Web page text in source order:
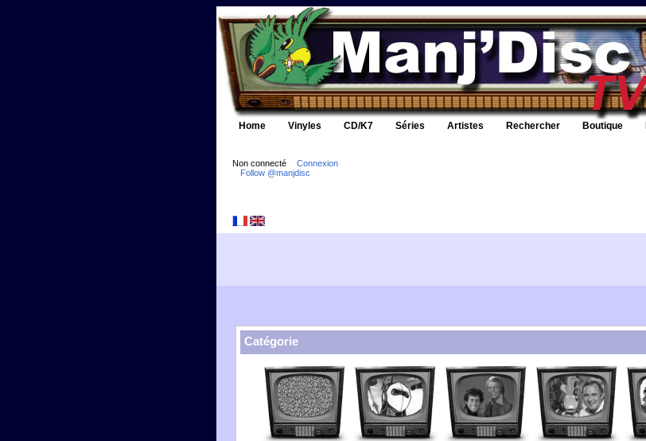
Home Vinyles CD/K7 Séries Artistes Rechercher Boutique
Non connecté
Connexion
Follow @manjdisc
Catégorie